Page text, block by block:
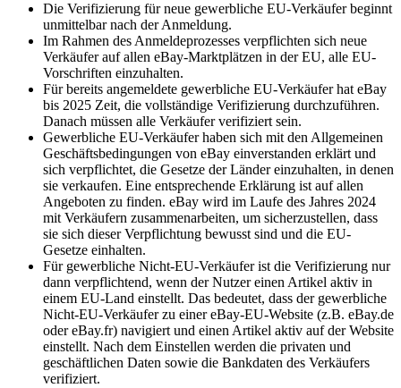
Die Verifizierung für neue gewerbliche EU-Verkäufer beginnt
unmittelbar nach der Anmeldung.
Im Rahmen des Anmeldeprozesses verpflichten sich neue
Verkäufer auf allen eBay-Marktplätzen in der EU, alle EU-
Vorschriften einzuhalten.
Für bereits angemeldete gewerbliche EU-Verkäufer hat eBay
bis 2025 Zeit, die vollständige Verifizierung durchzuführen.
Danach müssen alle Verkäufer verifiziert sein.
Gewerbliche EU-Verkäufer haben sich mit den Allgemeinen
Geschäftsbedingungen von eBay einverstanden erklärt und
sich verpflichtet, die Gesetze der Länder einzuhalten, in denen
sie verkaufen. Eine entsprechende Erklärung ist auf allen
Angeboten zu finden. eBay wird im Laufe des Jahres 2024
mit Verkäufern zusammenarbeiten, um sicherzustellen, dass
sie sich dieser Verpflichtung bewusst sind und die EU-
Gesetze einhalten.
Für gewerbliche Nicht-EU-Verkäufer ist die Verifizierung nur
dann verpflichtend, wenn der Nutzer einen Artikel aktiv in
einem EU-Land einstellt. Das bedeutet, dass der gewerbliche
Nicht-EU-Verkäufer zu einer eBay-EU-Website (z.B. eBay.de
oder eBay.fr) navigiert und einen Artikel aktiv auf der Website
einstellt. Nach dem Einstellen werden die privaten und
geschäftlichen Daten sowie die Bankdaten des Verkäufers
verifiziert.